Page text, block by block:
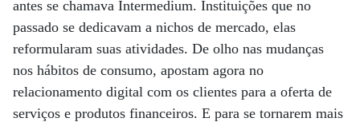
antes se chamava Intermedium. Instituições que no
passado se dedicavam a nichos de mercado, elas
reformularam suas atividades. De olho nas mudanças
nos hábitos de consumo, apostam agora no
relacionamento digital com os clientes para a oferta de
serviços e produtos financeiros. E para se tornarem mais